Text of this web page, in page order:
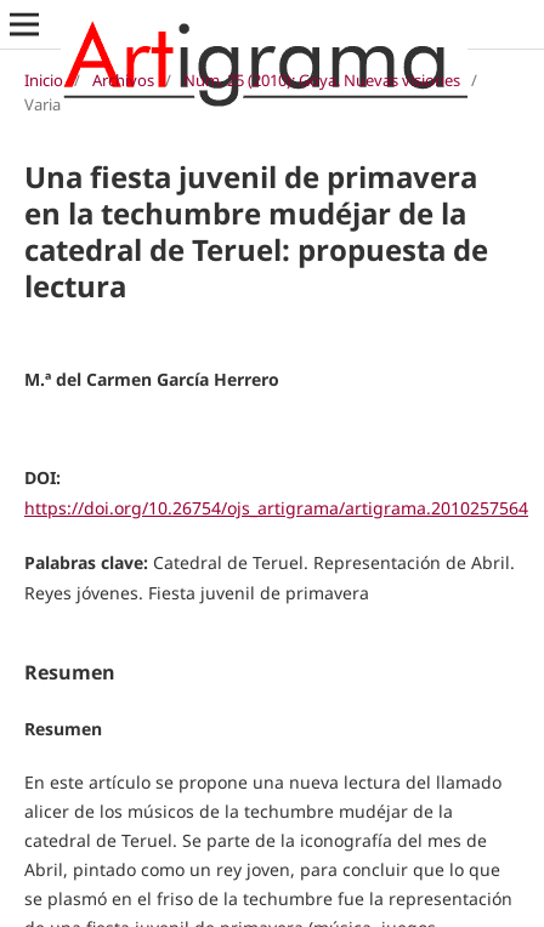
Inicio / Archivos / Núm. 25 (2010): Goya. Nuevas visiones /
Varia
Una fiesta juvenil de primavera
en la techumbre mudéjar de la
catedral de Teruel: propuesta de
lectura
M.ª del Carmen García Herrero
DOI:
https://doi.org/10.26754/ojs_artigrama/artigrama.2010257564
Palabras clave: Catedral de Teruel. Representación de Abril.
Reyes jóvenes. Fiesta juvenil de primavera
Resumen
Resumen
En este artículo se propone una nueva lectura del llamado
alicer de los músicos de la techumbre mudéjar de la
catedral de Teruel. Se parte de la iconografía del mes de
Abril, pintado como un rey joven, para concluir que lo que
se plasmó en el friso de la techumbre fue la representación